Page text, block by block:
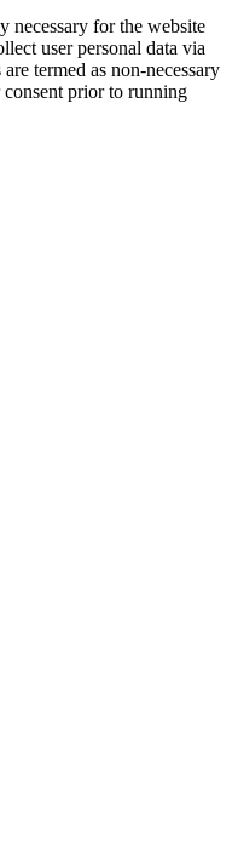
necessary for the website
user personal data via
termed as non-necessary
prior to running